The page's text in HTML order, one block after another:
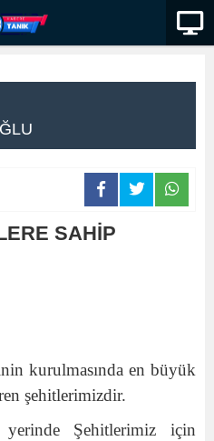
SAHİP
kurulmasında en büyük
şehitlerimizdir.
Şehitlerimiz için